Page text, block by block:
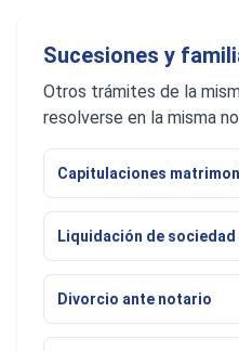
Sucesiones y
Otros trámites de la
resolverse en la misma
Capitulaciones
Liquidación de sociedad
Divorcio ante notario